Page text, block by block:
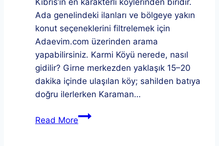
Kıbrıs’ın en karakterli köylerinden biridir.
Ada genelindeki ilanları ve bölgeye yakın
konut seçeneklerini filtrelemek için
Adaevim.com üzerinden arama
yapabilirsiniz. Karmi Köyü nerede, nasıl
gidilir? Girne merkezden yaklaşık 15–20
dakika içinde ulaşılan köy; sahilden batıya
doğru ilerlerken Karaman…
Read MoreKarmi